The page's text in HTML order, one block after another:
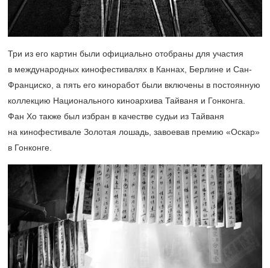
Три из его картин были официально отобраны для участия
в международных кинофестивалях в Каннах, Берлине и Сан-
Франциско, а пять его киноработ были включены в постоянную
коллекцию Национального киноархива Тайваня и Гонконга.
Фан Хо также был избран в качестве судьи из Тайваня
на кинофестивале Золотая лошадь, завоевав премию «Оскар»
в Гонконге.